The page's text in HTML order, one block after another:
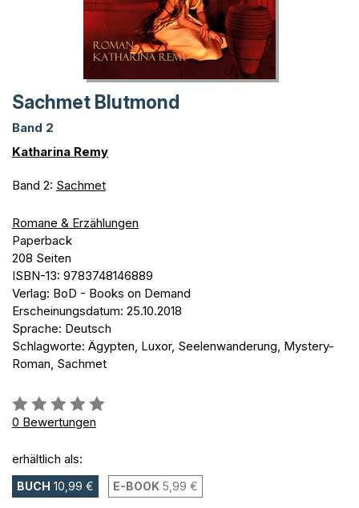
Sachmet Blutmond
Band 2
Katharina Remy
Band 2: Sachmet
Romane & Erzählungen
Paperback
208 Seiten
ISBN-13: 9783748146889
Verlag: BoD - Books on Demand
Erscheinungsdatum: 25.10.2018
Sprache: Deutsch
Schlagworte: Ägypten, Luxor, Seelenwanderung, Mystery-
Roman, Sachmet
Bewertung::
0%
0 Bewertungen
erhältlich als:
BUCH 10,99 € E-BOOK 5,99 €